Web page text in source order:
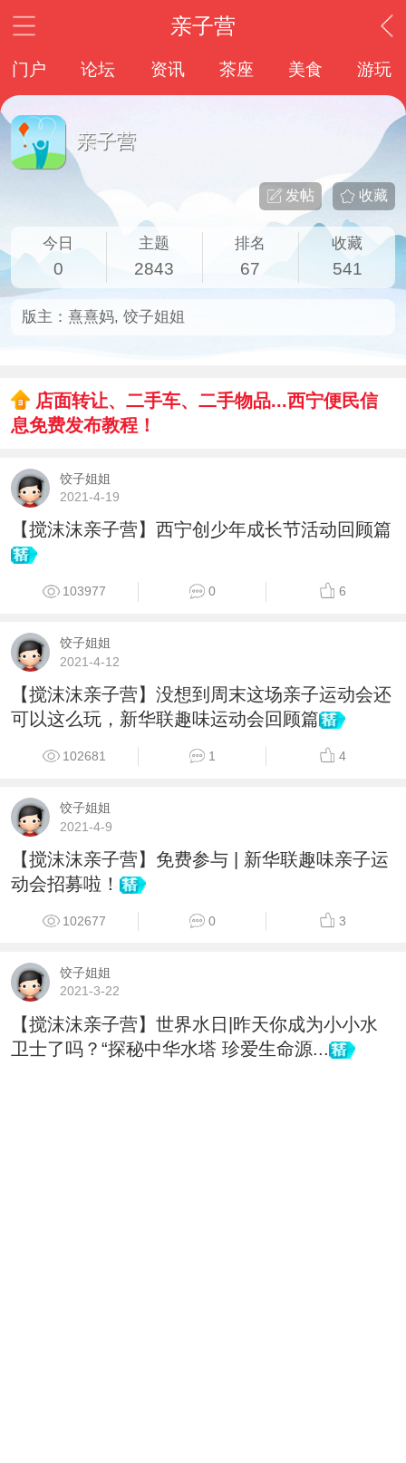
亲子营
门户 论坛 资讯 茶座 美食 游玩
亲子营
收藏
发帖
今日
0
主题
2843
排名
67
收藏
541
版主： 熹熹妈, 饺子姐姐
店面转让、二手车、二手物品...西宁便民信
息免费发布教程！
饺子姐姐
2021-4-19
【搅沫沫亲子营】西宁创少年成长节活动回顾篇
103977 0 6
饺子姐姐
2021-4-12
【搅沫沫亲子营】没想到周末这场亲子运动会还
可以这么玩，新华联趣味运动会回顾篇
102681 1 4
饺子姐姐
2021-4-9
【搅沫沫亲子营】免费参与 | 新华联趣味亲子运
动会招募啦！
102677 0 3
饺子姐姐
2021-3-22
【搅沫沫亲子营】世界水日|昨天你成为小小水
卫士了吗？“探秘中华水塔 珍爱生命源...